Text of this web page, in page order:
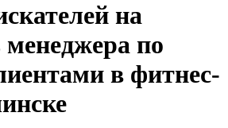
на
по
в фитнес-